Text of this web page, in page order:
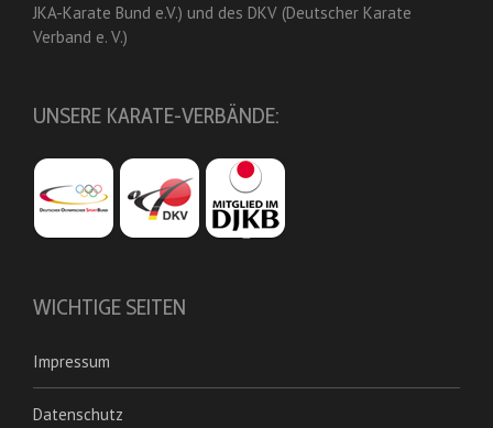
JKA-Karate Bund e.V.) und des DKV (Deutscher Karate
Verband e. V.)
UNSERE KARATE-VERBÄNDE:
WICHTIGE SEITEN
Impressum
Datenschutz